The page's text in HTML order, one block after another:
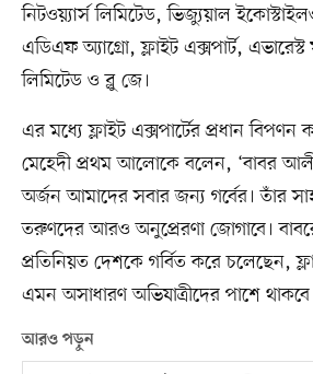
নিটওয়্যার্স লিমিটেড, ভিজ্যুয়াল
এডিএফ অ্যাগ্রো, ফ্লাইট এক্সপার্ট, এভারেস্ট
লিমিটেড ও ব্লু জে।
এর মধ্যে ফ্লাইট এক্সপার্টের প্রধান
মেহেদী প্রথম আলোকে বলেন, ‘বাবর
অর্জন আমাদের সবার জন্য গর্বের। তাঁর
তরুণদের আরও অনুপ্রেরণা জোগাবে।
প্রতিনিয়ত দেশকে গর্বিত করে চলেছেন,
এমন অসাধারণ অভিযাত্রীদের পাশে
আরও পড়ুন